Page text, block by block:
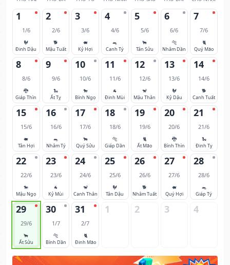
1
1/6
🐓
Đinh Dậu
2
2/6
🐕
Mậu Tuất
3
3/6
🐖
Kỷ Hợi
4
4/6
🐀
Canh Tý
5
5/6
🐂
Tân Sửu
6
6/6
🐅
Nhâm Dần
7
7/6
🐈
Quý Mão
8
8/6
🐉
Giáp Thìn
9
9/6
🐍
Ất Tỵ
10
10/6
🐎
Bính Ngọ
11
11/6
🐐
Đinh Mùi
12
12/6
🐒
Mậu Thân
13
13/6
🐓
Kỷ Dậu
14
14/6
🐕
Canh Tuất
15
15/6
🐖
Tân Hợi
16
16/6
🐀
Nhâm Tý
17
17/6
🐂
Quý Sửu
18
18/6
🐅
Giáp Dần
19
19/6
🐈
Ất Mão
20
20/6
🐉
Bính Thìn
21
21/6
🐍
Đinh Tỵ
22
22/6
🐎
Mậu Ngọ
23
23/6
🐐
Kỷ Mùi
24
24/6
🐒
Canh Thân
25
25/6
🐓
Tân Dậu
26
26/6
🐕
Nhâm Tuất
27
27/6
🐖
Quý Hợi
28
28/6
🐀
Giáp Tý
29
29/6
🐂
Ất Sửu
30
1/7
🐅
Bính Dần
31
2/7
🐈
Đinh Mão
1 2 3 4